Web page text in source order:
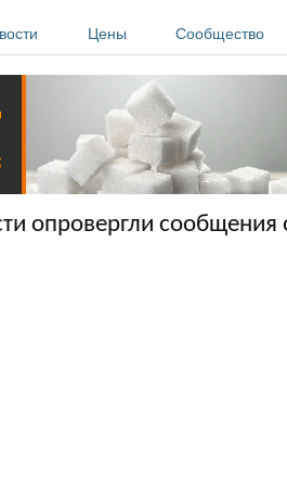
Цены Сообщество
опровергли сообщения